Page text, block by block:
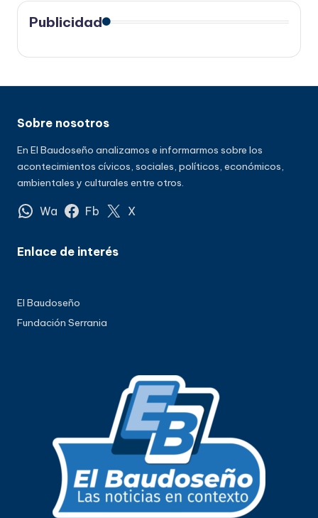
Publicidad
Sobre nosotros
En El Baudoseño analizamos e informarmos sobre los
acontecimientos cívicos, sociales, políticos, económicos,
ambientales y culturales entre otros.
Wa Fb X
Enlace de interés
El Baudoseño
Fundación Serrania